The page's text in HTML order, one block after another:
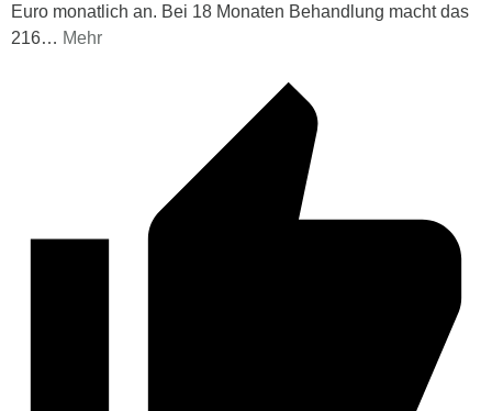
Euro monatlich an. Bei 18 Monaten Behandlung macht das
216… Mehr